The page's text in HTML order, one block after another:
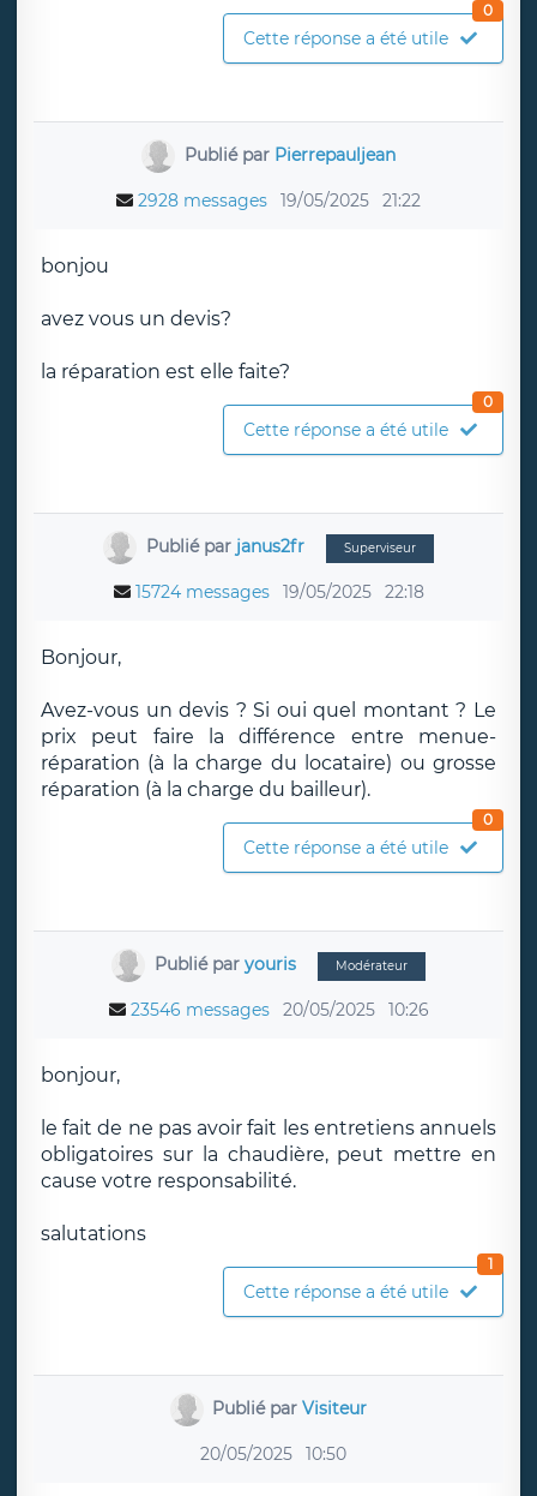
Cette réponse a été utile
0
Publié par Pierrepauljean
2928 messages 19/05/2025 21:22
bonjou
avez vous un devis?
la réparation est elle faite?
Cette réponse a été utile
0
Publié par janus2fr Superviseur
15724 messages 19/05/2025 22:18
Bonjour,
Avez-vous un devis ? Si oui quel montant ? Le
prix peut faire la différence entre menue-
réparation (à la charge du locataire) ou grosse
réparation (à la charge du bailleur).
Cette réponse a été utile
0
Publié par youris Modérateur
23546 messages 20/05/2025 10:26
bonjour,
le fait de ne pas avoir fait les entretiens annuels
obligatoires sur la chaudière, peut mettre en
cause votre responsabilité.
salutations
Cette réponse a été utile
1
Publié parVisiteur
20/05/2025 10:50